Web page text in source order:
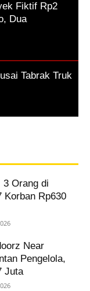
Fiktif Rp2
Dua
Tabrak Truk
3 Orang di
Korban Rp630
Near
Pengelola,
Juta